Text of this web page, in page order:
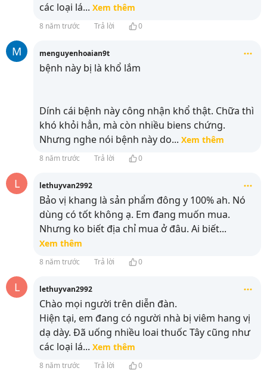
các loại lá... Xem thêm
8 năm trước Trả lời 0
M menguyenhoaian9t
bệnh này bị là khổ lắm
Dính cái bệnh này công nhận khổ thật. Chữa thì
khó khỏi hẳn, mà còn nhiều biens chứng.
Nhưng nghe nói bệnh này do... Xem thêm
8 năm trước Trả lời 0
L lethuyvan2992
Bảo vị khang là sản phẩm đông y 100% ah. Nó
dùng có tốt không ạ. Em đang muốn mua.
Nhưng ko biết địa chỉ mua ở đâu. Ai biết...
Xem thêm
8 năm trước Trả lời 0
L lethuyvan2992
Chào mọi người trên diễn đàn.
Hiện tại, em đang có người nhà bị viêm hang vị
dạ dày. Đã uống nhiều loai thuốc Tây cũng như
các loại lá... Xem thêm
8 năm trước Trả lời 0